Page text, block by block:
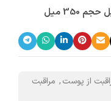
میل
از پوست, مراقبت